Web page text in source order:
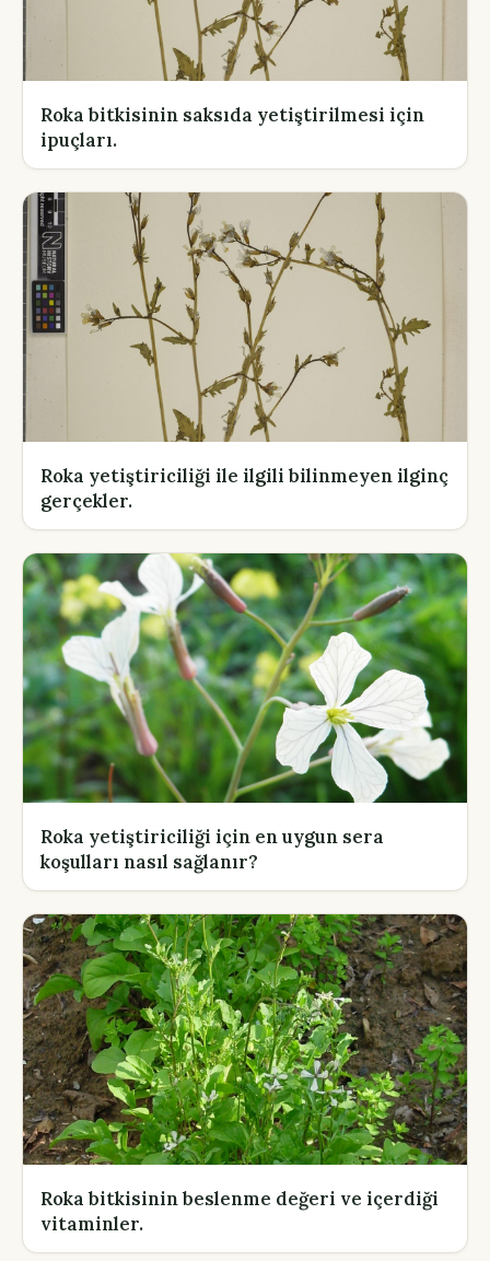
Roka bitkisinin saksıda yetiştirilmesi için
ipuçları.
Roka yetiştiriciliği ile ilgili bilinmeyen ilginç
gerçekler.
Roka yetiştiriciliği için en uygun sera
koşulları nasıl sağlanır?
Roka bitkisinin beslenme değeri ve içerdiği
vitaminler.